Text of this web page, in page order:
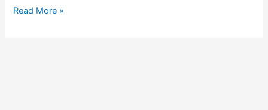
Read More »